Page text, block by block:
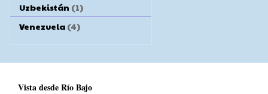
Uzbekistán (1)
Venezuela (4)
Vista desde Río Bajo